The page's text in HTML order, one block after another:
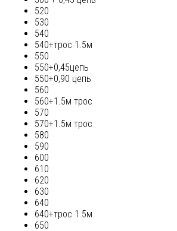
520
530
540
540+трос 1.5м
550
550+0,45цепь
550+0,90 цепь
560
560+1.5м трос
570
570+1.5м трос
580
590
600
610
620
630
640
640+трос 1.5м
650